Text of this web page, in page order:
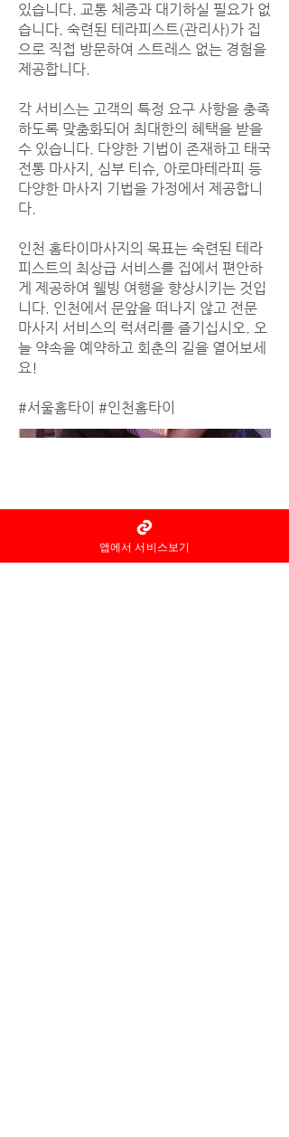
있습니다. 교통 체증과 대기하실 필요가 없
습니다. 숙련된 테라피스트(관리사)가 집
으로 직접 방문하여 스트레스 없는 경험을
제공합니다.
각 서비스는 고객의 특정 요구 사항을 충족
하도록 맞춤화되어 최대한의 혜택을 받을
수 있습니다. 다양한 기법이 존재하고 태국
전통 마사지, 심부 티슈, 아로마테라피 등
다양한 마사지 기법을 가정에서 제공합니
다.
인천 홈타이마사지의 목표는 숙련된 테라
피스트의 최상급 서비스를 집에서 편안하
게 제공하여 웰빙 여행을 향상시키는 것입
니다. 인천에서 문앞을 떠나지 않고 전문
마사지 서비스의 럭셔리를 즐기십시오. 오
늘 약속을 예약하고 회춘의 길을 열어보세
요!
#서울홈타이 #인천홈타이
앱에서 서비스보기